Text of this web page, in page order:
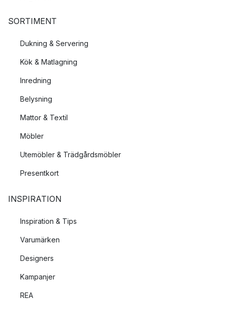
SORTIMENT
Dukning & Servering
Kök & Matlagning
Inredning
Belysning
Mattor & Textil
Möbler
Utemöbler & Trädgårdsmöbler
Presentkort
INSPIRATION
Inspiration & Tips
Varumärken
Designers
Kampanjer
REA